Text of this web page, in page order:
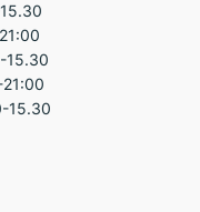
15.30
15.30